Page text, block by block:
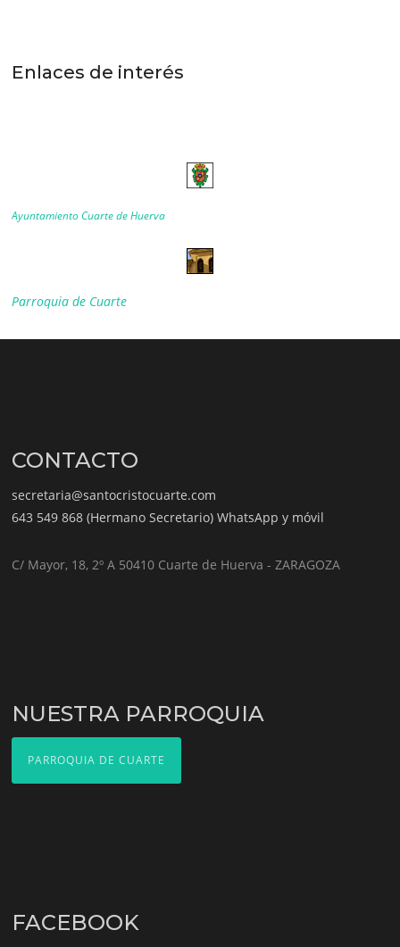
Enlaces de interés
Ayuntamiento Cuarte de Huerva
Parroquia de Cuarte
CONTACTO
secretaria@santocristocuarte.com
643 549 868 (Hermano Secretario) WhatsApp y móvil
C/ Mayor, 18, 2º A 50410 Cuarte de Huerva - ZARAGOZA
NUESTRA PARROQUIA
PARROQUIA DE CUARTE
FACEBOOK